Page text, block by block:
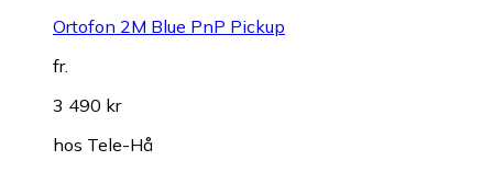
Ortofon 2M Blue PnP Pickup
fr.
3 490 kr
hos Tele-Hå